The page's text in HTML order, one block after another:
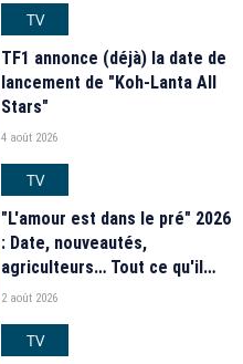
TV
TF1 annonce (déjà) la date de
lancement de "Koh-Lanta All
Stars"
4 août 2026
TV
"L'amour est dans le pré" 2026
: Date, nouveautés,
agriculteurs… Tout ce qu'il
faut savoir sur la saison 21 du
2 août 2026
TV